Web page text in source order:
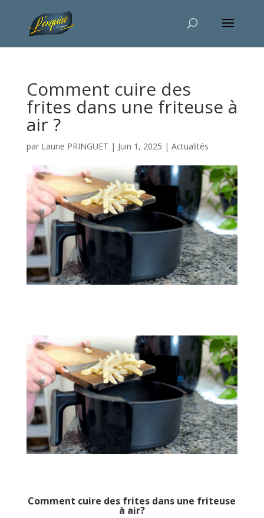
Comment cuire des
frites dans une friteuse à
air ?
par Laurie PRINGUET | Juin 1, 2025 | Actualités
Comment cuire des frites dans une friteuse
à air?